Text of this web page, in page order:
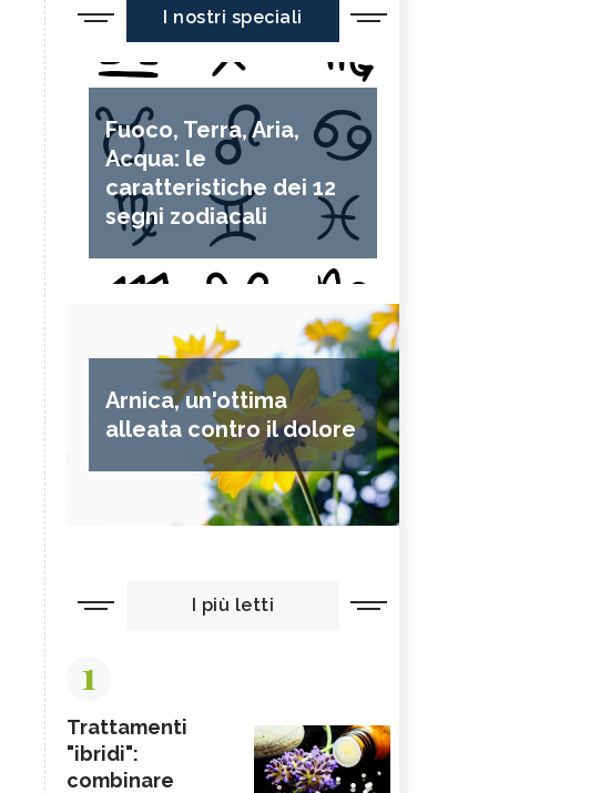
I nostri speciali
Fuoco, Terra, Aria,
Acqua: le
caratteristiche dei 12
segni zodiacali
Arnica, un'ottima
alleata contro il dolore
I più letti
1
Trattamenti
"ibridi":
combinare